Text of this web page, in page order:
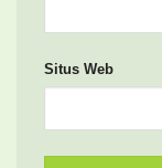
Situs Web